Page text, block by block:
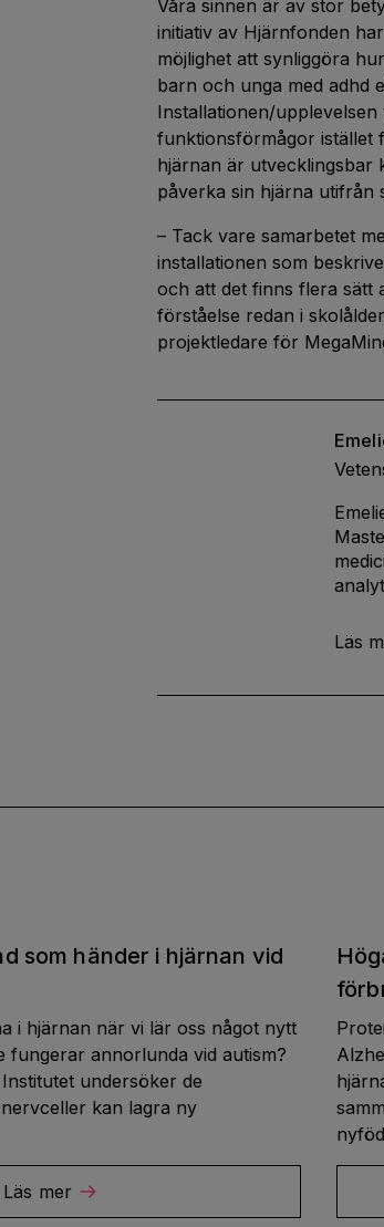
Våra sinnen är av stor
initiativ av Hjärnfonden
möjlighet att synliggöra
barn och unga med adhd
Installationen/
funktionsförmågor istället
hjärnan är utvecklingsbar
påverka sin hjärna utifrån
– Tack vare samarbetet
installationen som
och att det finns flera sätt
förståelse redan i
projektledare för
Läs
som händer i hjärnan vid
i hjärnan när vi lär oss något nytt
fungerar annorlunda vid autism?
undersöker de
kan lagra ny
Läs mer